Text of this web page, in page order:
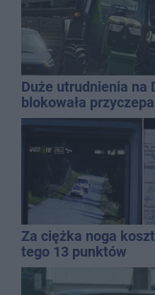
Duże utrudnienia na
blokowała
Za ciężka noga
tego 13 punktów